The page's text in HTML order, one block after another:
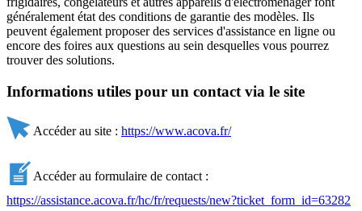
généralement état des conditions de garantie des modèles. Ils
peuvent également proposer des services d'assistance en ligne ou
encore des foires aux questions au sein desquelles vous pourrez
trouver des solutions.
Informations utiles pour un contact via le site
Accéder au site : https://www.acova.fr/
Accéder au formulaire de contact :
https://assistance.acova.fr/hc/fr/requests/new?ticket_form_id=63282